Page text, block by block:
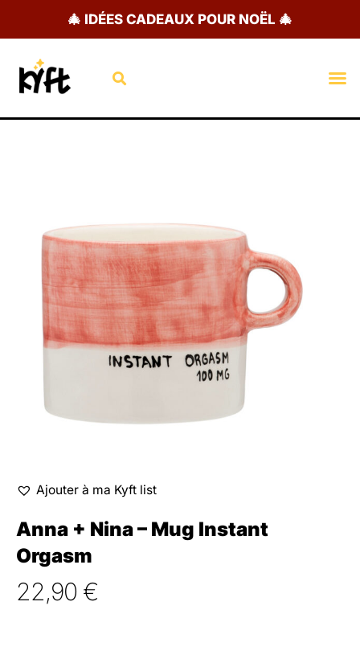
🎄 IDÉES CADEAUX POUR NOËL 🎄
Rechercher
Ajouter à ma Kyft list
Anna + Nina – Mug Instant
Orgasm
22,90 €